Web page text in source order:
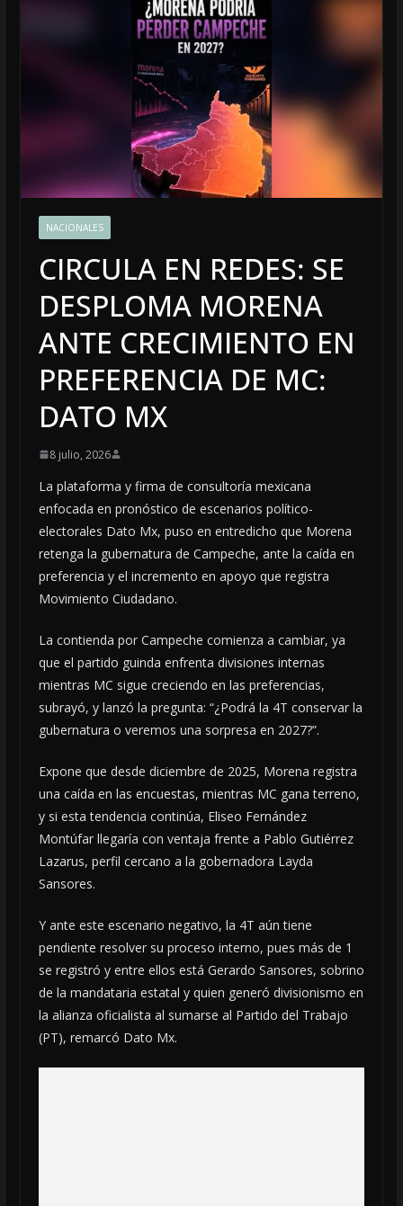
NACIONALES
CIRCULA EN REDES: SE
DESPLOMA MORENA
ANTE CRECIMIENTO EN
PREFERENCIA DE MC:
DATO MX
8 julio, 2026
La plataforma y firma de consultoría mexicana
enfocada en pronóstico de escenarios político-
electorales Dato Mx, puso en entredicho que Morena
retenga la gubernatura de Campeche, ante la caída en
preferencia y el incremento en apoyo que registra
Movimiento Ciudadano.
La contienda por Campeche comienza a cambiar, ya
que el partido guinda enfrenta divisiones internas
mientras MC sigue creciendo en las preferencias,
subrayó, y lanzó la pregunta: “¿Podrá la 4T conservar la
gubernatura o veremos una sorpresa en 2027?”.
Expone que desde diciembre de 2025, Morena registra
una caída en las encuestas, mientras MC gana terreno,
y si esta tendencia continúa, Eliseo Fernández
Montúfar llegaría con ventaja frente a Pablo Gutiérrez
Lazarus, perfil cercano a la gobernadora Layda
Sansores.
Y ante este escenario negativo, la 4T aún tiene
pendiente resolver su proceso interno, pues más de 1
se registró y entre ellos está Gerardo Sansores, sobrino
de la mandataria estatal y quien generó divisionismo en
la alianza oficialista al sumarse al Partido del Trabajo
(PT), remarcó Dato Mx.